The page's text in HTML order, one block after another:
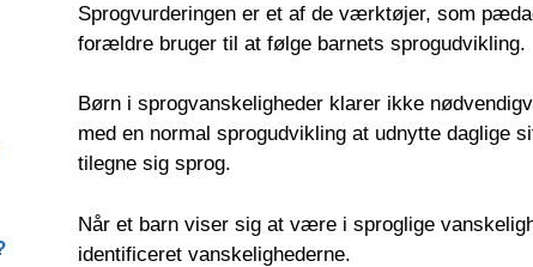
Sprogvurderingen er et af de værktøjer, som
forældre bruger til at følge barnets sprogudvikling.
Børn i sprogvanskeligheder klarer ikke
med en normal sprogudvikling at udnytte daglige
tilegne sig sprog.
Når et barn viser sig at være i sproglige
identificeret vanskelighederne.